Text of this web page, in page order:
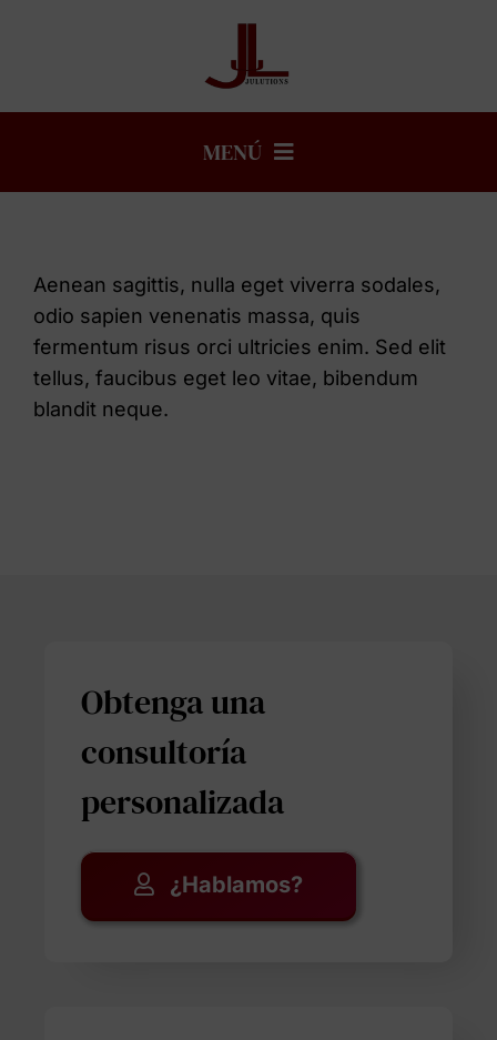
MENÚ
SOBRE MÍ
MIS SERVICIOS
CLIENTES / PARTNERS
Aenean sagittis, nulla eget viverra sodales,
odio sapien venenatis massa, quis
fermentum risus orci ultricies enim. Sed elit
tellus, faucibus eget leo vitae, bibendum
blandit neque.
Obtenga una
consultoría
personalizada
¿Hablamos?